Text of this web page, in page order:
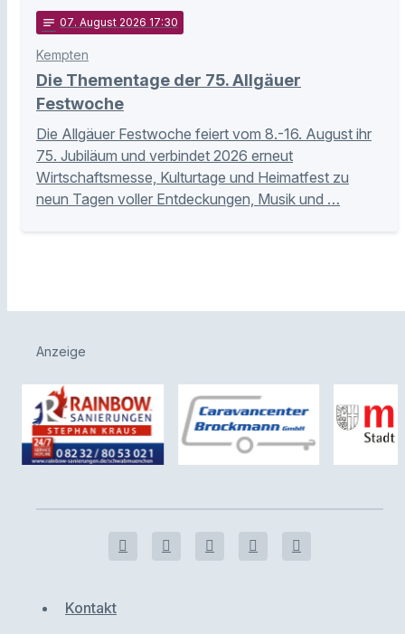
notes 07. August 2026 17:30
Kempten
Die Thementage der 75. Allgäuer
Festwoche
Die Allgäuer Festwoche feiert vom 8.-16. August ihr
75. Jubiläum und verbindet 2026 erneut
Wirtschaftsmesse, Kulturtage und Heimatfest zu
neun Tagen voller Entdeckungen, Musik und …
Anzeige
Kontakt